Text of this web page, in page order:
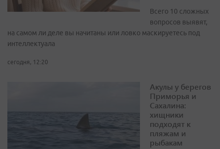
Всего 10 сложных
вопросов выявят,
на самом ли деле вы начитаны или ловко маскируетесь под
интеллектуала
сегодня, 12:20
Акулы у берегов
Приморья и
Сахалина:
хищники
подходят к
пляжам и
рыбакам